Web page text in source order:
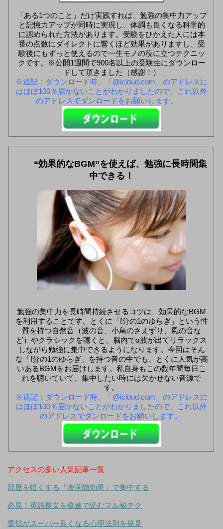
「ある1つのこと」だけ実践すれば、勉強の集中力アップ
と記憶力アップが同時に実現し、体調も良くなる科学的
に認められた方法があります。受験をひかえた人には本
番の点数にダイレクトに響くほど効果がありますし、受
験後にもずっと使えるので一生モノの役に立つテクニッ
クです。※公開1週間で900名以上の受験生にダウンロー
ドして頂きました（感謝！）
※追記：ダウンロード時、「@icloud.com」のアドレスに
はほぼ100％届かないことがわかりましたので、これ以外
のアドレスでダンロードをお願いします。
“効果的なBGM”を使えば、勉強に長時間集
中できる！
勉強の集中力を長時間持続させるコツは、効果的なBGM
を利用することです。とくに「f分の1のゆらぎ」という性
質を持つ自然音（波の音、小鳥のさえずり、風の音な
ど）やクラシックを聴くと、脳内でα波が出てリラックス
しながら勉強に集中できるようになります。今回はそん
な「f分の1のゆらぎ」を持つ音の中でも、とくに人気が高
いあるBGMをお届けします。私自身もこの数年間毎日こ
れを聴いていて、集中したい時には欠かせない音源で
す。
※追記：ダウンロード時、「@icloud.com」のアドレスに
はほぼ100％届かないことがわかりましたので、これ以外
のアドレスでダンロードをお願いします。
アクセスの多い人気記事一覧
部屋を暗くする「映画館効果」で集中する
必見！英語長文を倍速で読むマル秘テク
要領がスーパー良くなる心理法則を発見